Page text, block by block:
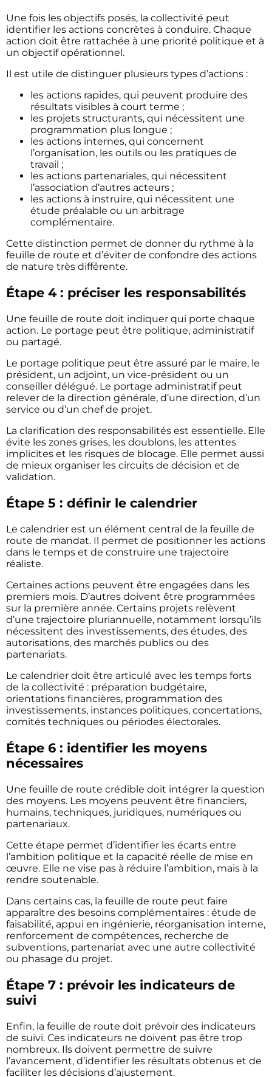
Une fois les objectifs posés, la collectivité peut
identifier les actions concrètes à conduire. Chaque
action doit être rattachée à une priorité politique et à
un objectif opérationnel.
Il est utile de distinguer plusieurs types d’actions :
les actions rapides, qui peuvent produire des
résultats visibles à court terme ;
les projets structurants, qui nécessitent une
programmation plus longue ;
les actions internes, qui concernent
l’organisation, les outils ou les pratiques de
travail ;
les actions partenariales, qui nécessitent
l’association d’autres acteurs ;
les actions à instruire, qui nécessitent une
étude préalable ou un arbitrage
complémentaire.
Cette distinction permet de donner du rythme à la
feuille de route et d’éviter de confondre des actions
de nature très différente.
Étape 4 : préciser les responsabilités
Une feuille de route doit indiquer qui porte chaque
action. Le portage peut être politique, administratif
ou partagé.
Le portage politique peut être assuré par le maire, le
président, un adjoint, un vice-président ou un
conseiller délégué. Le portage administratif peut
relever de la direction générale, d’une direction, d’un
service ou d’un chef de projet.
La clarification des responsabilités est essentielle. Elle
évite les zones grises, les doublons, les attentes
implicites et les risques de blocage. Elle permet aussi
de mieux organiser les circuits de décision et de
validation.
Étape 5 : définir le calendrier
Le calendrier est un élément central de la feuille de
route de mandat. Il permet de positionner les actions
dans le temps et de construire une trajectoire
réaliste.
Certaines actions peuvent être engagées dans les
premiers mois. D’autres doivent être programmées
sur la première année. Certains projets relèvent
d’une trajectoire pluriannuelle, notamment lorsqu’ils
nécessitent des investissements, des études, des
autorisations, des marchés publics ou des
partenariats.
Le calendrier doit être articulé avec les temps forts
de la collectivité : préparation budgétaire,
orientations financières, programmation des
investissements, instances politiques, concertations,
comités techniques ou périodes électorales.
Étape 6 : identifier les moyens
nécessaires
Une feuille de route crédible doit intégrer la question
des moyens. Les moyens peuvent être financiers,
humains, techniques, juridiques, numériques ou
partenariaux.
Cette étape permet d’identifier les écarts entre
l’ambition politique et la capacité réelle de mise en
œuvre. Elle ne vise pas à réduire l’ambition, mais à la
rendre soutenable.
Dans certains cas, la feuille de route peut faire
apparaître des besoins complémentaires : étude de
faisabilité, appui en ingénierie, réorganisation interne,
renforcement de compétences, recherche de
subventions, partenariat avec une autre collectivité
ou phasage du projet.
Étape 7 : prévoir les indicateurs de
suivi
Enfin, la feuille de route doit prévoir des indicateurs
de suivi. Ces indicateurs ne doivent pas être trop
nombreux. Ils doivent permettre de suivre
l’avancement, d’identifier les résultats obtenus et de
faciliter les décisions d’ajustement.